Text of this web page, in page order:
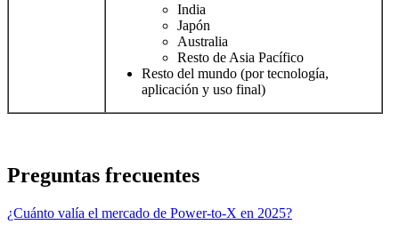
India
Japón
Australia
Resto de Asia Pacífico
Resto del mundo (por tecnología,
aplicación y uso final)
Preguntas frecuentes
¿Cuánto valía el mercado de Power-to-X en 2025?